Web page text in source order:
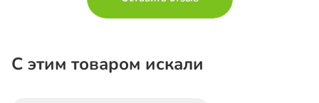
С этим товаром искали